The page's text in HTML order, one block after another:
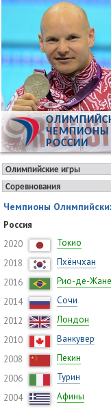
ЧЕМПИОНЫ
РОССИИ
Чемпионы
Россия
2020
Токио
2018
Пхёнчхан
2016
Рио-де-
2014
Сочи
2012
Лондон
2010
Ванкувер
2008
Пекин
2006
Турин
2004
Афины